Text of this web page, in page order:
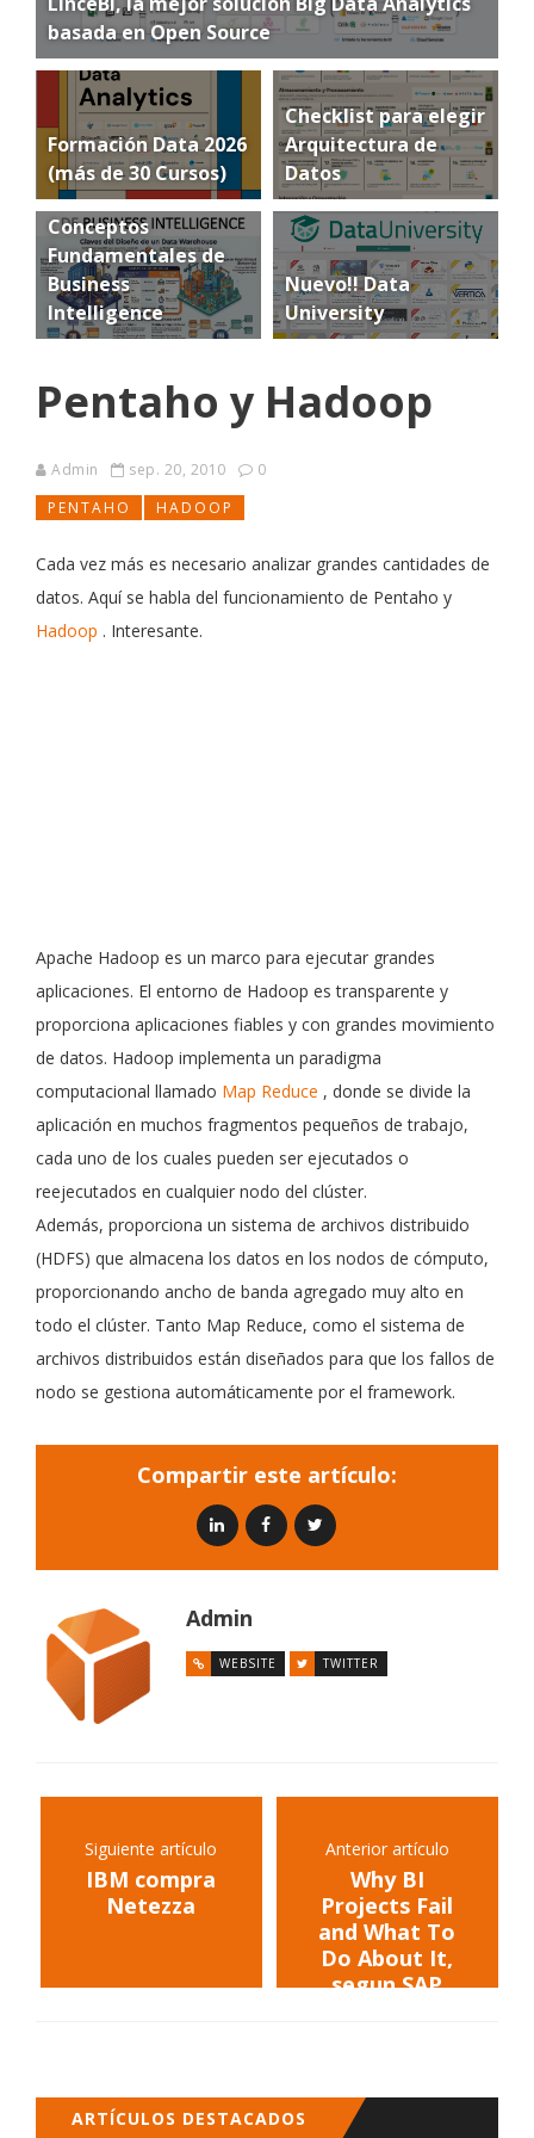
basada en Open Source
Formación Data 2026
(más de 30 Cursos)
Checklist para elegir
Arquitectura de
Datos
Conceptos
Fundamentales de
Business
Intelligence
Nuevo!! Data
University
Pentaho y Hadoop
Admin sep. 20, 2010
0
PENTAHO
HADOOP
Cada vez más es necesario analizar grandes cantidades de
datos. Aquí se habla del funcionamiento de Pentaho y
Hadoop . Interesante.
Apache Hadoop es un marco para ejecutar grandes
aplicaciones. El entorno de Hadoop es transparente y
proporciona aplicaciones fiables y con grandes movimiento
de datos. Hadoop implementa un paradigma
computacional llamado Map Reduce , donde se divide la
aplicación en muchos fragmentos pequeños de trabajo,
cada uno de los cuales pueden ser ejecutados o
reejecutados en cualquier nodo del clúster.
Además, proporciona un sistema de archivos distribuido
(HDFS) que almacena los datos en los nodos de cómputo,
proporcionando ancho de banda agregado muy alto en
todo el clúster. Tanto Map Reduce, como el sistema de
archivos distribuidos están diseñados para que los fallos de
nodo se gestiona automáticamente por el framework.
Compartir este artículo:
Admin
WEBSITE TWITTER
Siguiente artículo
IBM compra
Netezza
Anterior artículo
Why BI
Projects Fail
and What To
Do About It,
segun SAP
ARTÍCULOS DESTACADOS